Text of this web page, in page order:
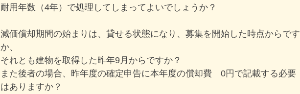
耐用年数（4年）で処理してしまってよいでしょうか？
減価償却期間の始まりは、貸せる状態になり、募集を開始した時点からです
か、
それとも建物を取得した昨年9月からですか？
また後者の場合、昨年度の確定申告に本年度の償却費 0円で記載する必要
はありますか？